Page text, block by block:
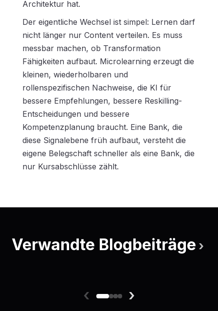
Architektur hat.
Der eigentliche Wechsel ist simpel: Lernen darf
nicht länger nur Content verteilen. Es muss
messbar machen, ob Transformation
Fähigkeiten aufbaut. Microlearning erzeugt die
kleinen, wiederholbaren und
rollenspezifischen Nachweise, die KI für
bessere Empfehlungen, bessere Reskilling-
Entscheidungen und bessere
Kompetenzplanung braucht. Eine Bank, die
diese Signalebene früh aufbaut, versteht die
eigene Belegschaft schneller als eine Bank, die
nur Kursabschlüsse zählt.
Verwandte Blogbeiträge ›
‹ ›